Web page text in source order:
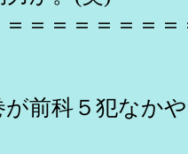
＝＝＝＝＝＝
前科５犯なか